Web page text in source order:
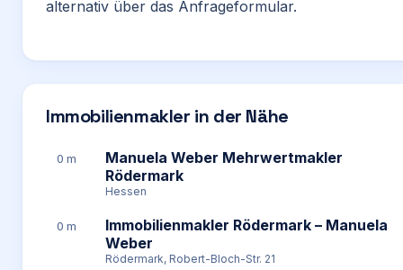
alternativ über das Anfrageformular.
Immobilienmakler in der Nähe
0 m
Manuela Weber Mehrwertmakler
Rödermark
Hessen
0 m
Immobilienmakler Rödermark – Manuela
Weber
Rödermark, Robert-Bloch-Str. 21